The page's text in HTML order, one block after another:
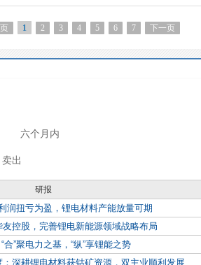
1 2 3 4 5 6 7 下一页
六个月内
卖出
研报
润扭亏为盈，锂电材料产能放量可期
控股，完善锂电新能源领域战略布局
合”聚电力之基，“纵”享锂能之势
深耕锂电材料获钴矿资源，双主业顺利发展